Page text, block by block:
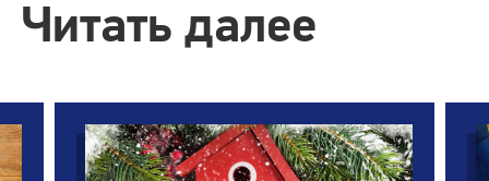
Читать далее